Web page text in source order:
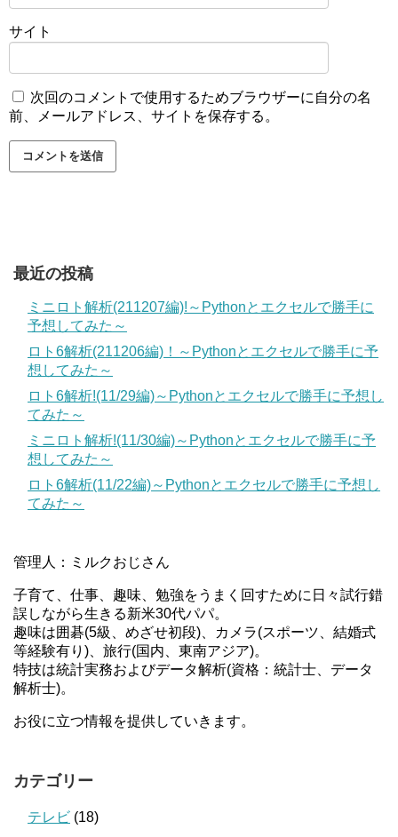
サイト
次回のコメントで使用するためブラウザーに自分の名
前、メールアドレス、サイトを保存する。
最近の投稿
ミニロト解析(211207編)!～Pythonとエクセルで勝手に
予想してみた～
ロト6解析(211206編)！～Pythonとエクセルで勝手に予
想してみた～
ロト6解析!(11/29編)～Pythonとエクセルで勝手に予想し
てみた～
ミニロト解析!(11/30編)～Pythonとエクセルで勝手に予
想してみた～
ロト6解析(11/22編)～Pythonとエクセルで勝手に予想し
てみた～
管理人：ミルクおじさん
子育て、仕事、趣味、勉強をうまく回すために日々試行錯
誤しながら生きる新米30代パパ。
趣味は囲碁(5級、めざせ初段)、カメラ(スポーツ、結婚式
等経験有り)、旅行(国内、東南アジア)。
特技は統計実務およびデータ解析(資格：統計士、データ
解析士)。
お役に立つ情報を提供していきます。
カテゴリー
テレビ (18)